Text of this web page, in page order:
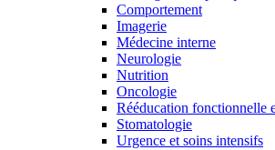
Comportement
Imagerie
Médecine interne
Neurologie
Nutrition
Oncologie
Rééducation fonctionnelle
Stomatologie
Urgence et soins intensifs